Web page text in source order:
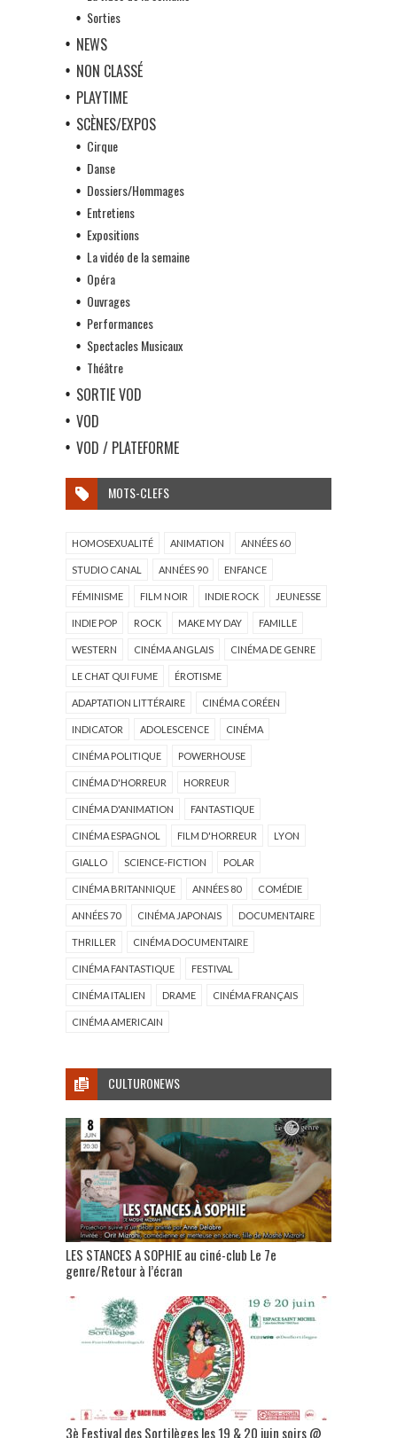
Sorties
NEWS
NON CLASSÉ
PLAYTIME
SCÈNES/EXPOS
Cirque
Danse
Dossiers/Hommages
Entretiens
Expositions
La vidéo de la semaine
Opéra
Ouvrages
Performances
Spectacles Musicaux
Théâtre
SORTIE VOD
VOD
VOD / PLATEFORME
MOTS-CLEFS
HOMOSEXUALITÉ ANIMATION ANNÉES 60
STUDIO CANAL ANNÉES 90 ENFANCE
FÉMINISME FILM NOIR INDIE ROCK JEUNESSE
INDIE POP ROCK MAKE MY DAY FAMILLE
WESTERN CINÉMA ANGLAIS CINÉMA DE GENRE
LE CHAT QUI FUME ÉROTISME
ADAPTATION LITTÉRAIRE CINÉMA CORÉEN
INDICATOR ADOLESCENCE CINÉMA
CINÉMA POLITIQUE POWERHOUSE
CINÉMA D'HORREUR HORREUR
CINÉMA D'ANIMATION FANTASTIQUE
CINÉMA ESPAGNOL FILM D'HORREUR LYON
GIALLO SCIENCE-FICTION POLAR
CINÉMA BRITANNIQUE ANNÉES 80 COMÉDIE
ANNÉES 70 CINÉMA JAPONAIS DOCUMENTAIRE
THRILLER CINÉMA DOCUMENTAIRE
CINÉMA FANTASTIQUE FESTIVAL
CINÉMA ITALIEN DRAME CINÉMA FRANÇAIS
CINÉMA AMERICAIN
CULTURONEWS
LES STANCES A SOPHIE au ciné-club Le 7e
genre/Retour à l’écran
3è Festival des Sortilèges les 19 & 20 juin soirs @